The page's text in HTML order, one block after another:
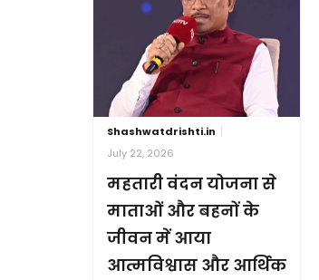
Shashwatdrishti.in
July 22, 2026
महतारी वंदन योजना से
माताओं और बहनों के
जीवन में आया
आत्मविश्वास और आर्थिक